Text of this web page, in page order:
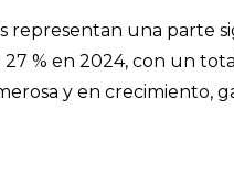
representan una parte
% en 2024, con un
y en crecimiento,